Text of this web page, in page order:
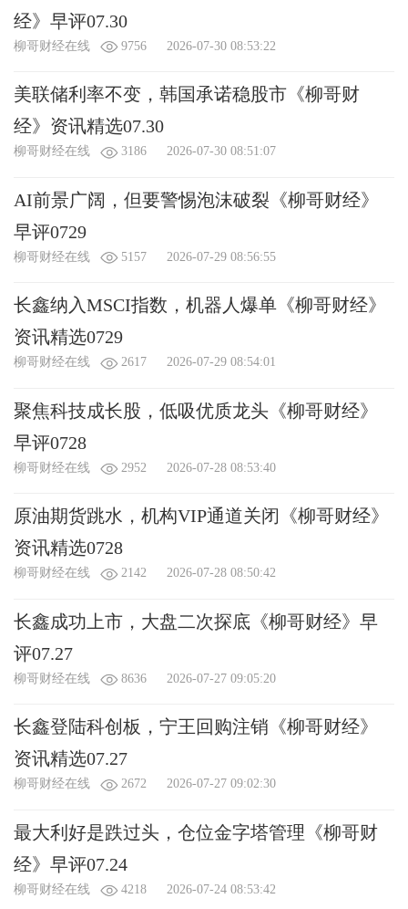
您将赠送
（1鲜花 = 0.1人民币=1金币）查看我的礼物
附言： （不超过 100
可用金币：
经》早评07.30
柳哥财经在线 9756 2026-07-30 08:53:22
美联储利率不变，韩国承诺稳股市《柳哥财
经》资讯精选07.30
柳哥财经在线 3186 2026-07-30 08:51:07
AI前景广阔，但要警惕泡沫破裂《柳哥财经》
早评0729
柳哥财经在线 5157 2026-07-29 08:56:55
长鑫纳入MSCI指数，机器人爆单《柳哥财经》
资讯精选0729
柳哥财经在线 2617 2026-07-29 08:54:01
聚焦科技成长股，低吸优质龙头《柳哥财经》
早评0728
柳哥财经在线 2952 2026-07-28 08:53:40
原油期货跳水，机构VIP通道关闭《柳哥财经》
资讯精选0728
柳哥财经在线 2142 2026-07-28 08:50:42
长鑫成功上市，大盘二次探底《柳哥财经》早
评07.27
柳哥财经在线 8636 2026-07-27 09:05:20
长鑫登陆科创板，宁王回购注销《柳哥财经》
资讯精选07.27
柳哥财经在线 2672 2026-07-27 09:02:30
最大利好是跌过头，仓位金字塔管理《柳哥财
经》早评07.24
柳哥财经在线 4218 2026-07-24 08:53:42